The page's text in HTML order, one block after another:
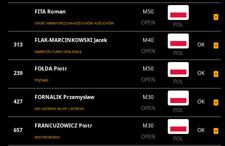
FITA Roman
SWIAT MARATOŃCZUKA KOZUCHÓW KOŻUCHÓW
M50
OPEN
POL
313
FLAK-MARCINKOWSKI Jacek
MARATON TUREK OPALENICA
M40
OPEN
POL
OK
239
FOŁDA Piotr
POZNAŃ
M50
OPEN
POL
OK
427
FORNALIK Przemysław
KM LWÓWEK WLKP. LWÓWEK
M30
OPEN
POL
OK
657
FRANCUZOWICZ Piotr
ROSTWOROWO
M30
OPEN
POL
OK